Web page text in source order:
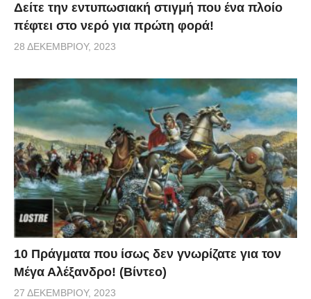
Δείτε την εντυπωσιακή στιγμή που ένα πλοίο
πέφτει στο νερό για πρώτη φορά!
28 ΔΕΚΕΜΒΡΊΟΥ, 2023
10 Πράγματα που ίσως δεν γνωρίζατε για τον
Μέγα Αλέξανδρο! (Βίντεο)
27 ΔΕΚΕΜΒΡΊΟΥ, 2023